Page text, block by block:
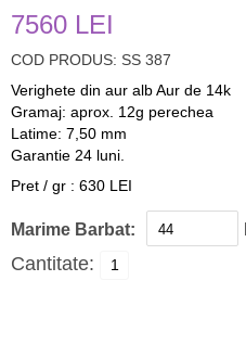
7560 LEI
COD PRODUS: SS 387
Verighete din aur alb Aur de 14k
Gramaj: aprox. 12g perechea
Latime: 7,50 mm
Garantie 24 luni.
Pret / gr : 630 LEI
Marime Barbat:
Cantitate: